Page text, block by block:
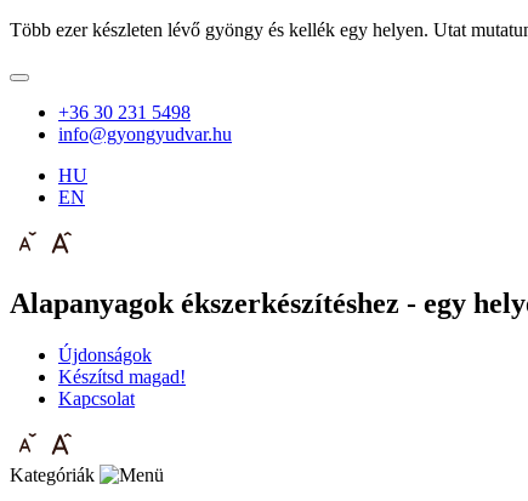
Több ezer készleten lévő gyöngy és kellék egy helyen. Utat
+36 30 231 5498
info@gyongyudvar.hu
HU
EN
Alapanyagok ékszerkészítéshez - egy
Újdonságok
Készítsd magad!
Kapcsolat
Kategóriák